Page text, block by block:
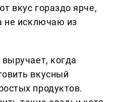
вкус гораздо ярче,
не исключаю из
когда
вкусный
продуктов.